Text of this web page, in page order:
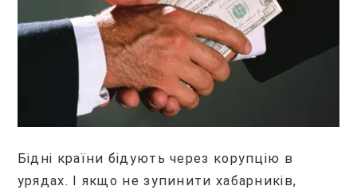
Бідні країни бідують через корупцію в
урядах. І якщо не зупинити хабарників,